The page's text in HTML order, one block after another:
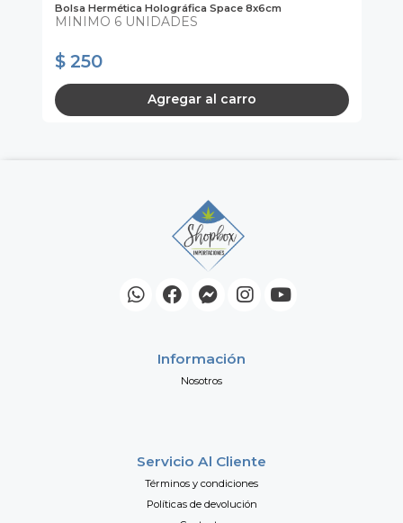
Bolsa Hermética Holográfica Space 8x6cm
MINIMO 6 UNIDADES
$ 250
Agregar al carro
Información
Nosotros
Servicio Al Cliente
Términos y condiciones
Políticas de devolución